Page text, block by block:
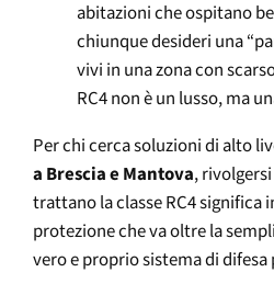
abitazioni che ospitano
chiunque desideri una
vivi in una zona con
RC4 non è un lusso, ma
Per chi cerca soluzioni di alto
a Brescia e Mantova,
trattano la classe RC4 significa
protezione che va oltre la
vero e proprio sistema di difesa